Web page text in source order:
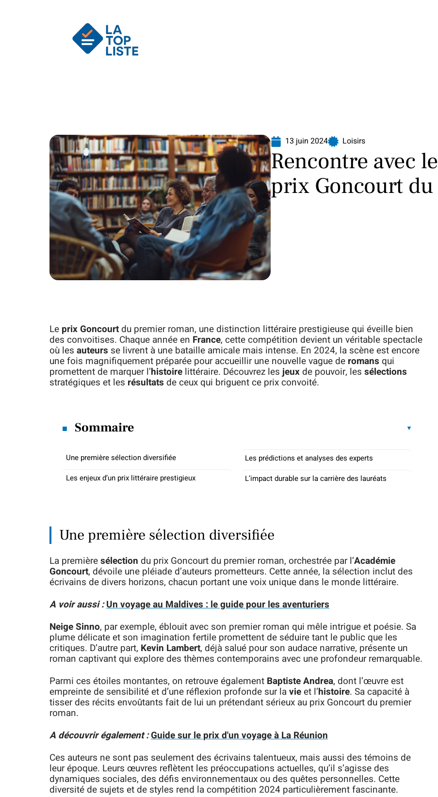
13 juin 2024 Loisirs
Rencontre avec
prix Goncourt
Le prix Goncourt du premier roman, une distinction littéraire prestigieuse qui éveille bien
des convoitises. Chaque année en France, cette compétition devient un véritable spectacle
où les auteurs se livrent à une bataille amicale mais intense. En 2024, la scène est encore
une fois magnifiquement préparée pour accueillir une nouvelle vague de romans qui
promettent de marquer l’histoire littéraire. Découvrez lesjeux de pouvoir, les sélections
stratégiques et les résultats de ceux qui briguent ce prix convoité.
Sommaire
Une première sélection diversifiée
Les enjeux d’un prix littéraire prestigieux
Les prédictions et analyses des experts
L’impact durable sur la carrière des lauréats
Une première sélection diversifiée
La premièresélection du prix Goncourt du premier roman, orchestrée par l’Académie
Goncourt, dévoile une pléiade d’auteurs prometteurs. Cette année, la sélection inclut des
écrivains de divers horizons, chacun portant une voix unique dans le monde littéraire.
A voir aussi :Un voyage au Maldives : le guide pour les aventuriers
Neige Sinno, par exemple, éblouit avec son premier roman qui mêle intrigue et poésie. Sa
plume délicate et son imagination fertile promettent de séduire tant le public que les
critiques. D’autre part, Kevin Lambert, déjà salué pour son audace narrative, présente un
roman captivant qui explore des thèmes contemporains avec une profondeur remarquable.
Parmi ces étoiles montantes, on retrouve également Baptiste Andrea, dont l’œuvre est
empreinte de sensibilité et d’une réflexion profonde sur lavieet l’histoire. Sa capacité à
tisser des récits envoûtants fait de lui un prétendant sérieux au prix Goncourt du premier
roman.
A découvrir également :Guide sur le prix d'un voyage à La Réunion
Ces auteurs ne sont pas seulement des écrivains talentueux, mais aussi des témoins de
leur époque. Leurs œuvres reflètent les préoccupations actuelles, qu’il s’agisse des
dynamiques sociales, des défis environnementaux ou des quêtes personnelles. Cette
diversité de sujets et de styles rend la compétition 2024 particulièrement fascinante.